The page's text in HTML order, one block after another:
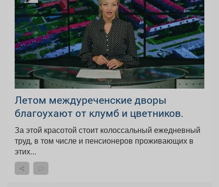
Летом междуреченские дворы
благоухают от клумб и цветников.
За этой красотой стоит колоссальный ежедневный
труд, в том числе и пенсионеров проживающих в
этих...